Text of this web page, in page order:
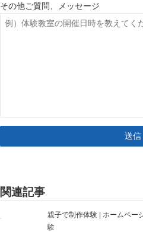
その他ご質問、メッセージ
関連記事
親子で制作体験 | ホームペー
験